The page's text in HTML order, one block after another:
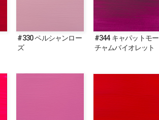
#330 ペルシャンロー
ズ
#344 キャパットモー
チャムバイオレット